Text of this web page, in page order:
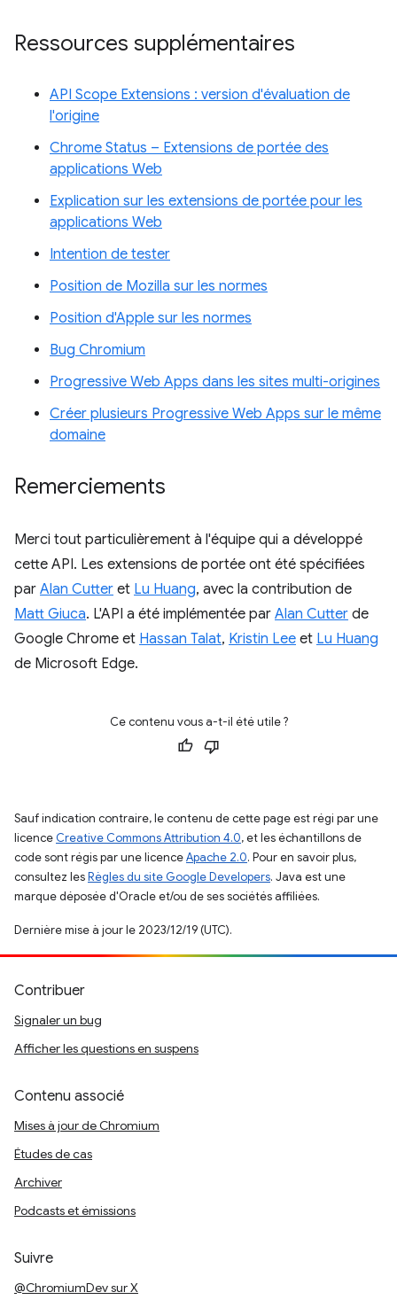
Ressources supplémentaires
API Scope Extensions : version d'évaluation de
l'origine
Chrome Status – Extensions de portée des
applications Web
Explication sur les extensions de portée pour les
applications Web
Intention de tester
Position de Mozilla sur les normes
Position d'Apple sur les normes
Bug Chromium
Progressive Web Apps dans les sites multi-origines
Créer plusieurs Progressive Web Apps sur le même
domaine
Remerciements
Merci tout particulièrement à l'équipe qui a développé
cette API. Les extensions de portée ont été spécifiées
par Alan Cutter et Lu Huang, avec la contribution de
Matt Giuca. L'API a été implémentée par Alan Cutter de
Google Chrome et Hassan Talat, Kristin Lee et Lu Huang
de Microsoft Edge.
Ce contenu vous a-t-il été utile ?
Sauf indication contraire, le contenu de cette page est régi par une
licence Creative Commons Attribution 4.0, et les échantillons de
code sont régis par une licenceApache 2.0. Pour en savoir plus,
consultez lesRègles du site Google Developers. Java est une
marque déposée d'Oracle et/ou de ses sociétés affiliées.
Dernière mise à jour le 2023/12/19 (UTC).
Contribuer
Signaler un bug
Afficher les questions en suspens
Contenu associé
Mises à jour de Chromium
Études de cas
Archiver
Podcasts et émissions
Suivre
@ChromiumDev sur X